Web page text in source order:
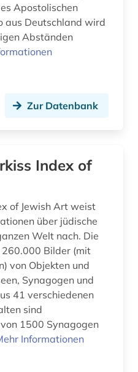
internationale kooperation (1)
islamische architektur (2)
theologie (1)
Apostolischen
aus Deutschland wird
Abständen
Zur Datenbank
Index of
of Jewish Art weist
über jüdische
Welt nach. Die
Bilder (mit
von Objekten und
Synagogen und
41 verschiedenen
sind
1500 Synagogen
Informationen